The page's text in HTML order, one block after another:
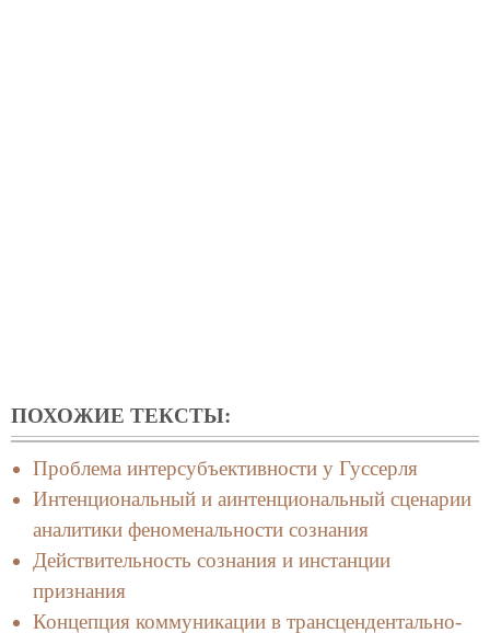
ПОХОЖИЕ ТЕКСТЫ:
Проблема интерсубъективности у Гуссерля
Интенциональный и аинтенциональный сценарии
аналитики феноменальности сознания
Действительность сознания и инстанции
признания
Концепция коммуникации в трансцендентально-